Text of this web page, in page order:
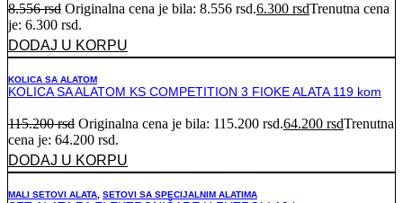
8.556rsd Originalna cena je bila: 8.556 rsd.6.300 rsdTrenutna cena
je: 6.300 rsd.
DODAJ U KORPU
KOLICA SA ALATOM
KOLICA SA ALATOM KS COMPETITION 3 FIOKE ALATA 119 kom
115.200rsd Originalna cena je bila: 115.200 rsd.64.200 rsdTrenutna
cena je: 64.200 rsd.
DODAJ U KORPU
MALI SETOVI ALATA SETOVI SA SPECIJALNIM ALATIMA